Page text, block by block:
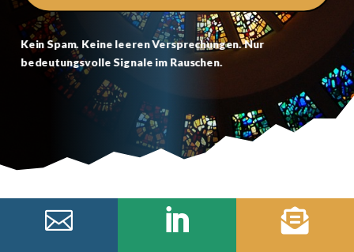
Kein Spam. Keine leeren Versprechungen. Nur
bedeutungsvolle Signale im Rauschen.
  